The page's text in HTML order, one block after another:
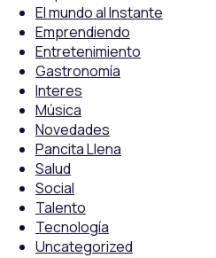
El mundo al Instante
Emprendiendo
Entretenimiento
Gastronomía
Interes
Música
Novedades
Pancita Llena
Salud
Social
Talento
Tecnología
Uncategorized